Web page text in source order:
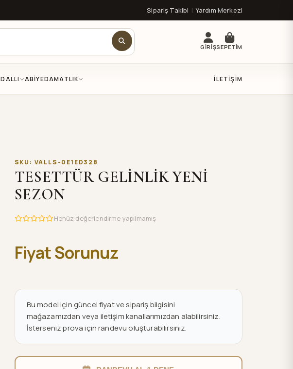
Sipariş Takibi | Yardım Merkezi
GİRİŞSEPETİM
ABİYEDAMATLIK İLETIŞIM
SKU: VALLS-0E1ED328
TESETTÜR GELİNLİK YENİ
SEZON
Henüz değerlendirme yapılmamış
Fiyat Sorunuz
Bu model için güncel fiyat ve sipariş bilgisini
mağazamızdan veya iletişim kanallarımızdan alabilirsiniz.
İsterseniz prova için randevu oluşturabilirsiniz.